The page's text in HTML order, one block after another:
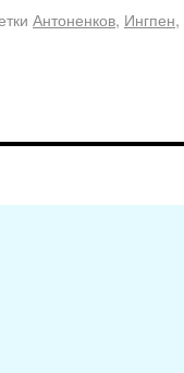
Антоненков, Ингпен,